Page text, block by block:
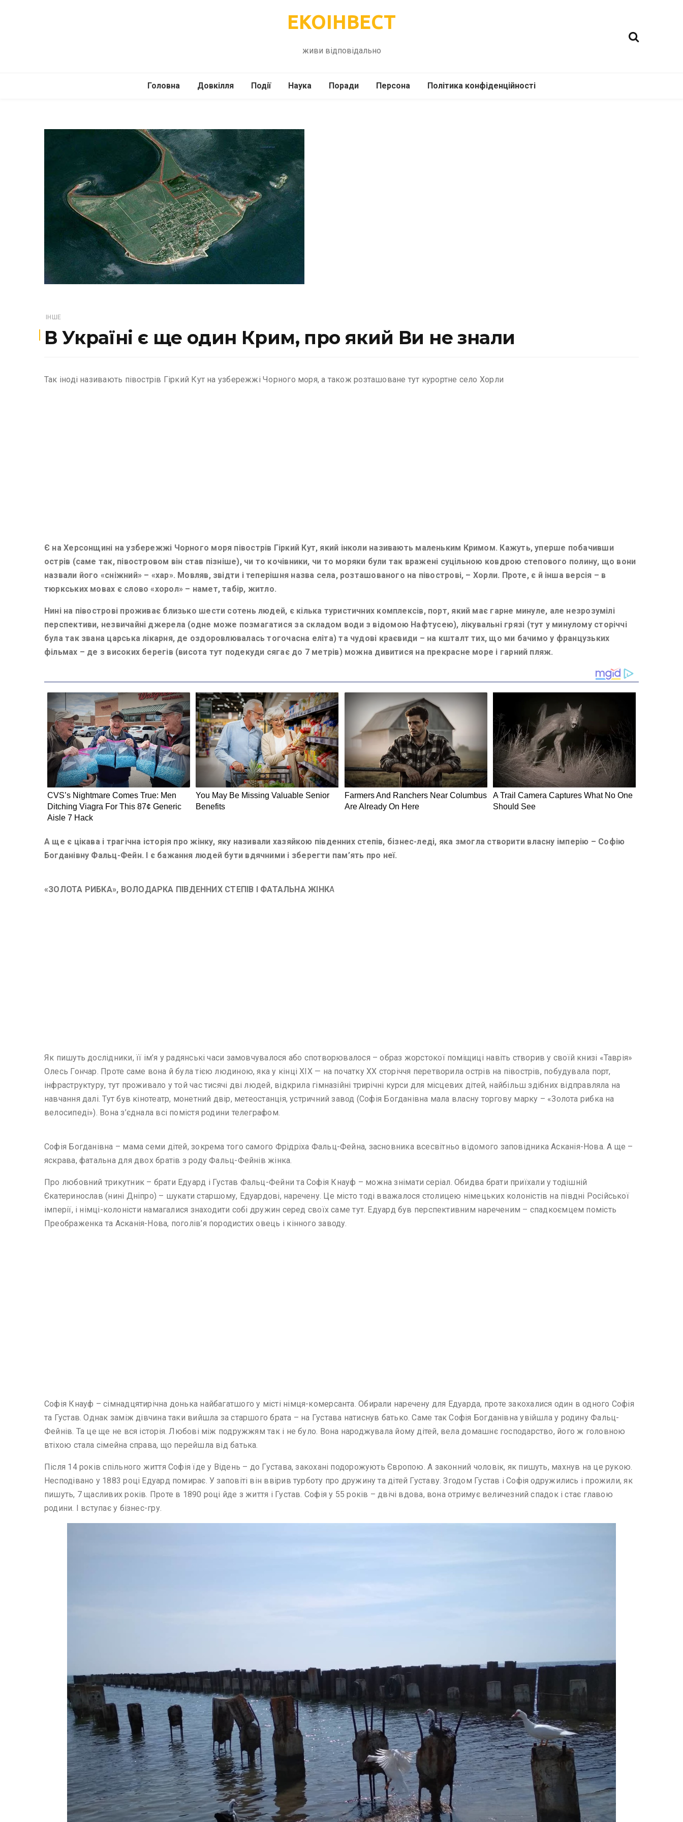
ЕКОІНВЕСТ
живи відповідально
Головна Довкілля
Подорожі
Події
Інше
Наука
Психологія
Технології
Поради Персона Політика конфіденційності
ІНШЕ
В Україні є ще один Крим, про який Ви не знали
Так іноді називають півострів Гіркий Кут на узбережжі Чорного моря, а також розташоване тут курортне село Хорли
Є на Херсонщині на узбережжі Чорного моря півострів Гіркий Кут, який інколи називають маленьким Кримом. Кажуть, уперше побачивши
острів (саме так, півостровом він став пізніше), чи то кочівники, чи то моряки були так вражені суцільною ковдрою степового полину, що вони
назвали його «сніжний» – «хар». Мовляв, звідти і теперішня назва села, розташованого на півострові, – Хорли. Проте, є й інша версія – в
тюркських мовах є слово «хорол» – намет, табір, житло.
Нині на півострові проживає близько шести сотень людей, є кілька туристичних комплексів, порт, який має гарне минуле, але незрозумілі
перспективи, незвичайні джерела (одне може позмагатися за складом води з відомою Нафтусею), лікувальні грязі (тут у минулому сторіччі
була так звана царська лікарня, де оздоровлювалась тогочасна еліта) та чудові краєвиди – на кшталт тих, що ми бачимо у французьких
фільмах – де з високих берегів (висота тут подекуди сягає до 7 метрів) можна дивитися на прекрасне море і гарний пляж.
А ще є цікава і трагічна історія про жінку, яку називали хазяйкою південних степів, бізнес-леді, яка змогла створити власну імперію – Софію
Богданівну Фальц-Фейн. І є бажання людей бути вдячними і зберегти пам’ять про неї.
«ЗОЛОТА РИБКА», ВОЛОДАРКА ПІВДЕННИХ СТЕПІВ І ФАТАЛЬНА ЖІНКА
Як пишуть дослідники, її ім’я у радянські часи замовчувалося або спотворювалося – образ жорстокої поміщиці навіть створив у своїй книзі «Таврія»
Олесь Гончар. Проте саме вона й була тією людиною, яка у кінці ХІХ — на початку ХХ сторіччя перетворила острів на півострів, побудувала порт,
інфраструктуру, тут проживало у той час тисячі дві людей, відкрила гімназійні трирічні курси для місцевих дітей, найбільш здібних відправляла на
навчання далі. Тут був кінотеатр, монетний двір, метеостанція, устричний завод (Софія Богданівна мала власну торгову марку – «Золота рибка на
велосипеді»). Вона з’єднала всі помістя родини телеграфом.
Софія Богданівна – мама семи дітей, зокрема того самого Фрідріха Фальц-Фейна, засновника всесвітньо відомого заповідника Асканія-Нова. А ще –
яскрава, фатальна для двох братів з роду Фальц-Фейнів жінка.
Про любовний трикутник – брати Едуард і Густав Фальц-Фейни та Софія Кнауф – можна знімати серіал. Обидва брати приїхали у тодішній
Єкатеринослав (нині Дніпро) – шукати старшому, Едуардові, наречену. Це місто тоді вважалося столицею німецьких колоністів на півдні Російської
імперії, і німці-колоністи намагалися знаходити собі дружин серед своїх саме тут. Едуард був перспективним нареченим – спадкоємцем помість
Преображенка та Асканія-Нова, поголів’я породистих овець і кінного заводу.
Софія Кнауф – сімнадцятирічна донька найбагатшого у місті німця-комерсанта. Обирали наречену для Едуарда, проте закохалися один в одного Софія
та Густав. Однак заміж дівчина таки вийшла за старшого брата – на Густава натиснув батько. Саме так Софія Богданівна увійшла у родину Фальц-
Фейнів. Та це ще не вся історія. Любові між подружжям так і не було. Вона народжувала йому дітей, вела домашнє господарство, його ж головною
втіхою стала сімейна справа, що перейшла від батька.
Після 14 років спільного життя Софія їде у Відень – до Густава, закохані подорожують Європою. А законний чоловік, як пишуть, махнув на це рукою.
Несподівано у 1883 році Едуард помирає. У заповіті він ввірив турботу про дружину та дітей Густаву. Згодом Густав і Софія одружились і прожили, як
пишуть, 7 щасливих років. Проте в 1890 році йде з життя і Густав. Софія у 55 років – двічі вдова, вона отримує величезний спадок і стає главою
родини. І вступає у бізнес-гру.